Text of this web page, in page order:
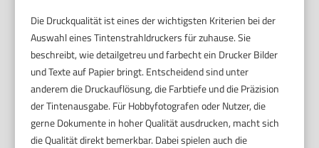
Die Druckqualität ist eines der wichtigsten Kriterien bei der
Auswahl eines Tintenstrahldruckers für zuhause. Sie
beschreibt, wie detailgetreu und farbecht ein Drucker Bilder
und Texte auf Papier bringt. Entscheidend sind unter
anderem die Druckauflösung, die Farbtiefe und die Präzision
der Tintenausgabe. Für Hobbyfotografen oder Nutzer, die
gerne Dokumente in hoher Qualität ausdrucken, macht sich
die Qualität direkt bemerkbar. Dabei spielen auch die